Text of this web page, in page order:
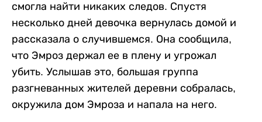
смогла найти никаких следов. Спустя
несколько дней девочка вернулась домой и
рассказала о случившемся. Она сообщила,
что Эмроз держал ее в плену и угрожал
убить. Услышав это, большая группа
разгневанных жителей деревни собралась,
окружила дом Эмроза и напала на него.